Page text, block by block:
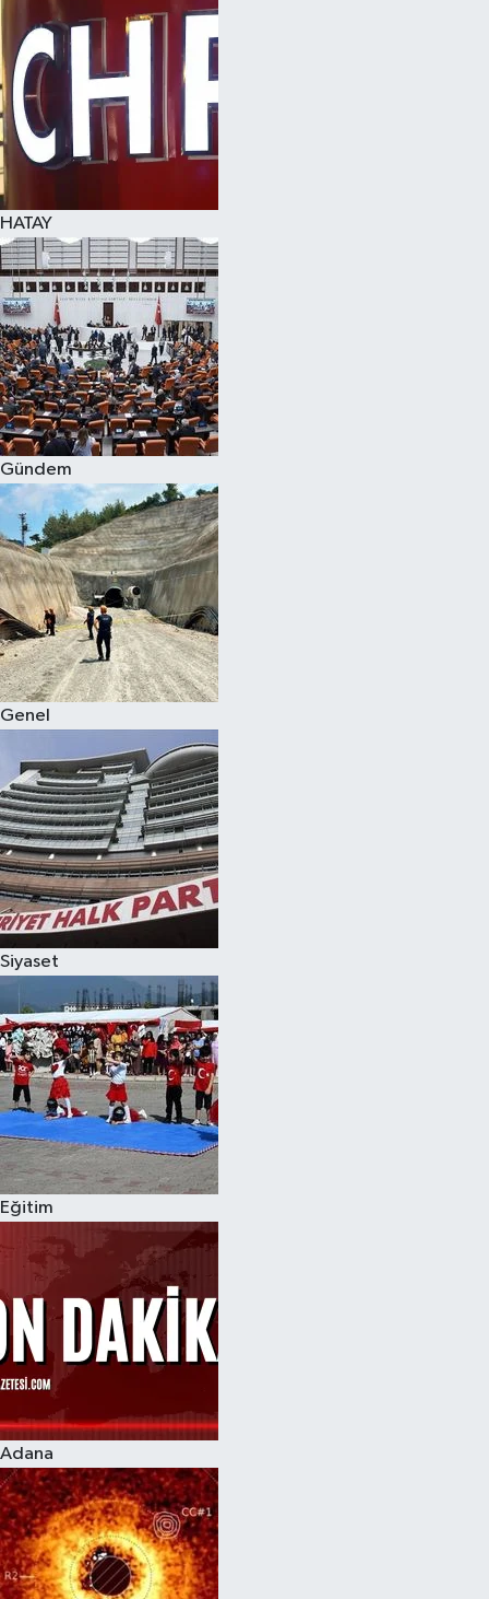
HATAY
Gündem
Genel
Siyaset
Eğitim
Adana
Spor
Teknoloji
Yaşam